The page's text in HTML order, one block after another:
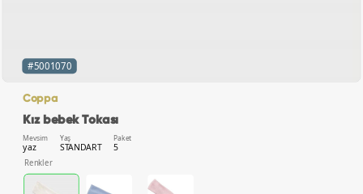
#5001070
Coppa
Kız bebek Tokası
Mevsim
yaz
Yaş
STANDART
Paket
5
Renkler